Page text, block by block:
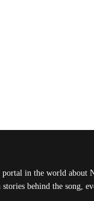
portal in the world
stories behind the song,